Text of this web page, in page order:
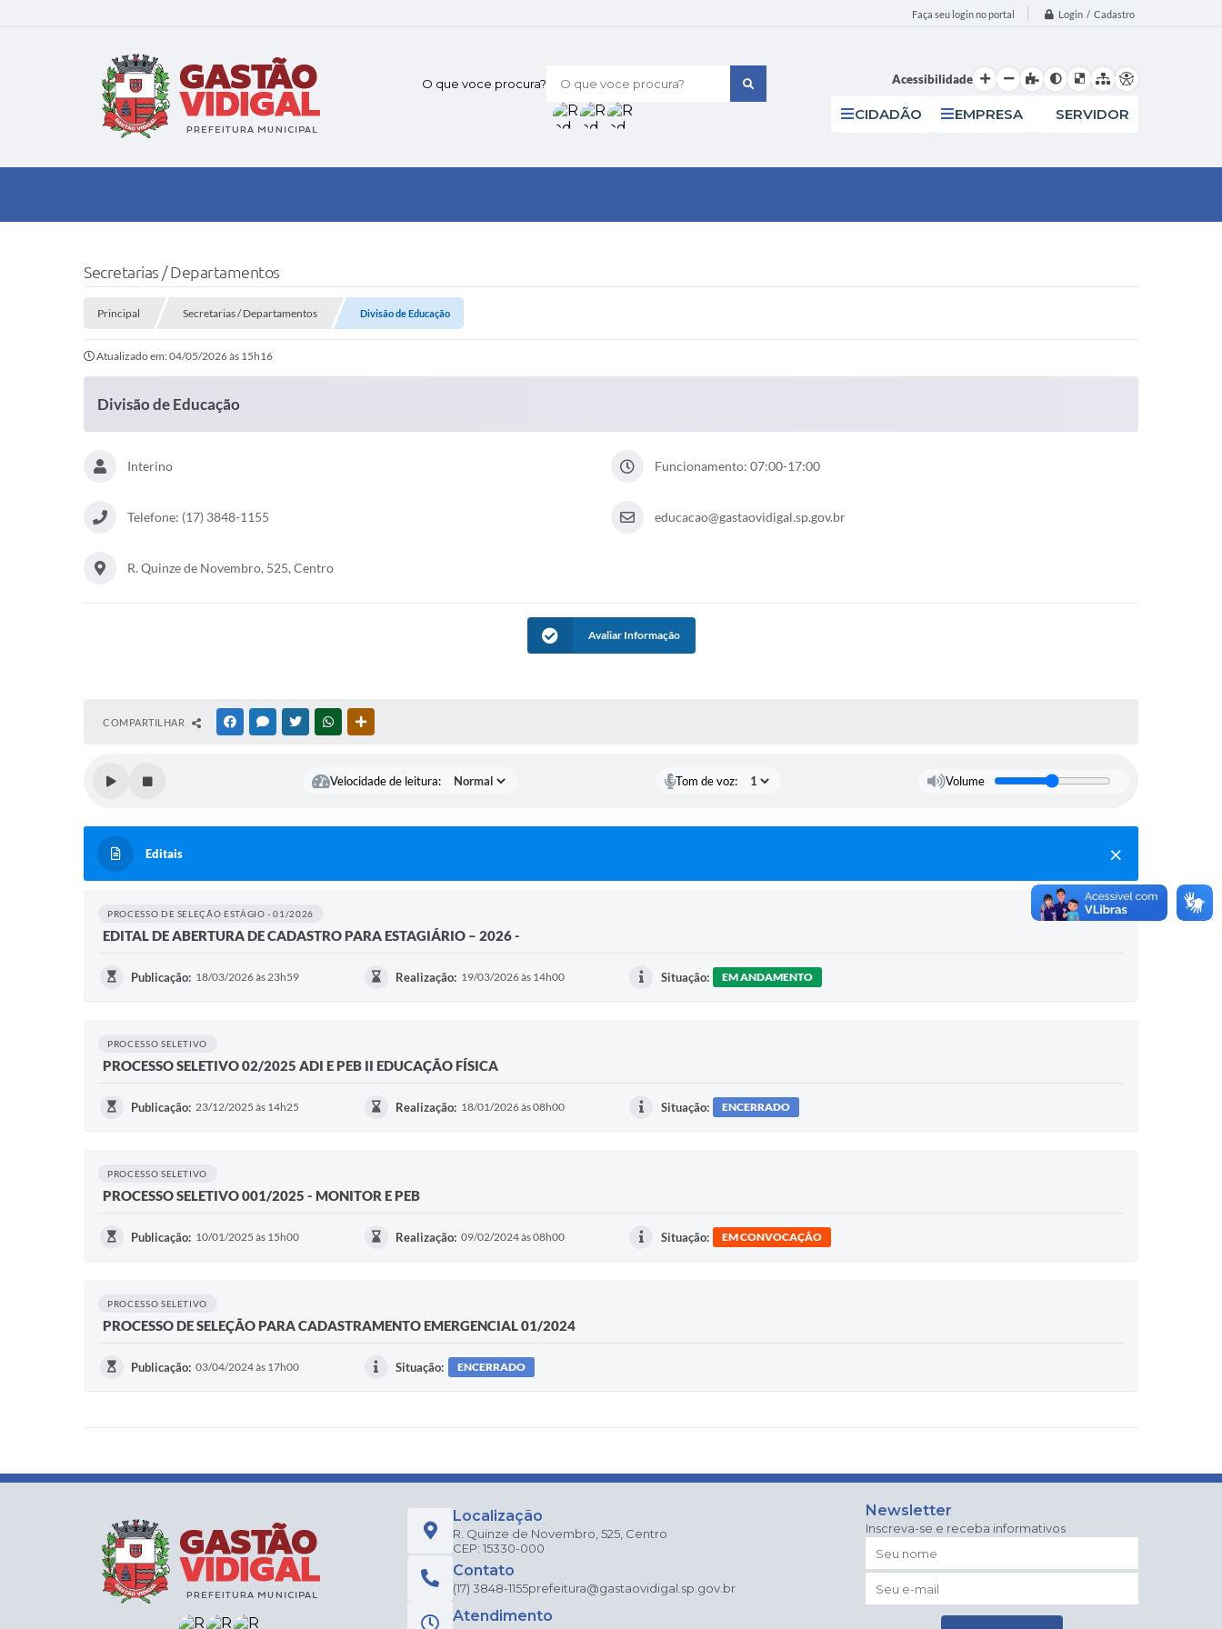
Faça seu login no portal Login / Cadastro
O que voce procura? Acessibilidade
CIDADÃO EMPRESA SERVIDOR
Secretarias / Departamentos
Principal Secretarias / Departamentos Divisão de Educação
Atualizado em: 04/05/2026 às 15h16
Divisão de Educação
Interino Funcionamento: 07:00-17:00
Telefone: (17) 3848-1155 educacao@gastaovidigal.sp.gov.br
R. Quinze de Novembro, 525, Centro
Avaliar Informação
COMPARTILHAR FACEBOOKMESSENGER
TWITTERWHATSAPP
Velocidade de leitura: Tom de voz: Volume
Editais
PROCESSO DE SELEÇÃO ESTÁGIO - 01/2026
EDITAL DE ABERTURA DE CADASTRO PARA ESTAGIÁRIO – 2026 -
Publicação: 18/03/2026 às 23h59 Realização: 19/03/2026 às 14h00 Situação: EM ANDAMENTO
PROCESSO SELETIVO
PROCESSO SELETIVO 02/2025 ADI E PEB II EDUCAÇÃO FÍSICA
Publicação: 23/12/2025 às 14h25 Realização: 18/01/2026 às 08h00 Situação: ENCERRADO
PROCESSO SELETIVO
PROCESSO SELETIVO 001/2025 - MONITOR E PEB
Publicação: 10/01/2025 às 15h00 Realização: 09/02/2024 às 08h00 Situação: EM CONVOCAÇÃO
PROCESSO SELETIVO
PROCESSO DE SELEÇÃO PARA CADASTRAMENTO EMERGENCIAL 01/2024
Publicação: 03/04/2024 às 17h00 Situação: ENCERRADO
Localização
R. Quinze de Novembro, 525, Centro
CEP: 15330-000
Contato
(17) 3848-1155prefeitura@gastaovidigal.sp.gov.br
Atendimento
Newsletter
Inscreva-se e receba informativos